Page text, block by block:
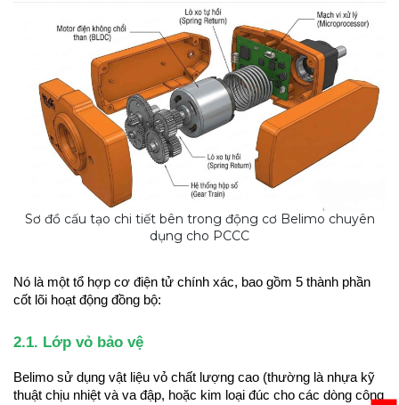
Sơ đồ cấu tạo chi tiết bên trong động cơ Belimo chuyên
dụng cho PCCC
Nó là một tổ hợp cơ điện tử chính xác, bao gồm 5 thành phần
cốt lõi hoạt động đồng bộ:
2.1. Lớp vỏ bảo vệ
Belimo sử dụng vật liệu vỏ chất lượng cao (thường là nhựa kỹ
thuật chịu nhiệt và va đập, hoặc kim loại đúc cho các dòng công